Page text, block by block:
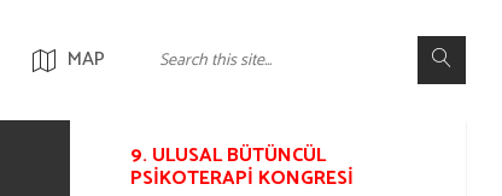
MAP
9. ULUSAL BÜTÜNCÜL
PSIKOTERAPI KONGRESI